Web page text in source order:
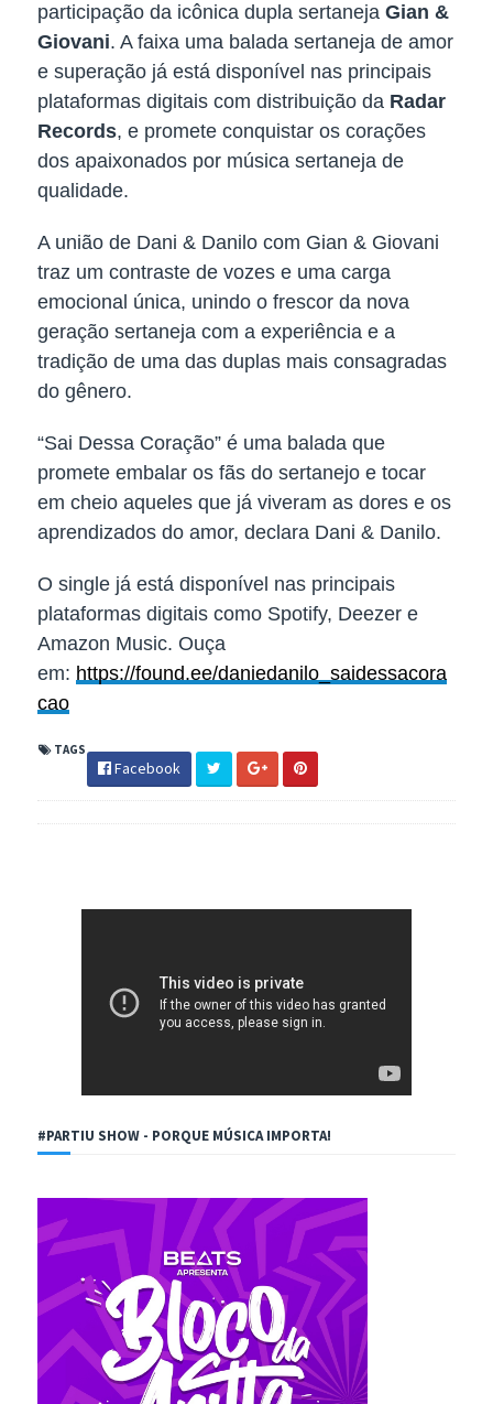
participação da icônica dupla sertaneja Gian &
Giovani. A faixa uma balada sertaneja de amor
e superação já está disponível nas principais
plataformas digitais com distribuição da Radar
Records, e promete conquistar os corações
dos apaixonados por música sertaneja de
qualidade.
A união de Dani & Danilo com Gian & Giovani
traz um contraste de vozes e uma carga
emocional única, unindo o frescor da nova
geração sertaneja com a experiência e a
tradição de uma das duplas mais consagradas
do gênero.
“Sai Dessa Coração” é uma balada que
promete embalar os fãs do sertanejo e tocar
em cheio aqueles que já viveram as dores e os
aprendizados do amor, declara Dani & Danilo.
O single já está disponível nas principais
plataformas digitais como Spotify, Deezer e
Amazon Music. Ouça
em: https://found.ee/daniedanilo_saidessacora
cao
TAGS
Facebook
#PARTIU SHOW - PORQUE MÚSICA IMPORTA!